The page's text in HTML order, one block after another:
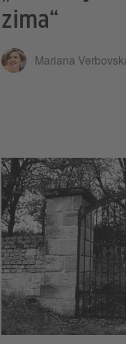
zima“
Mariana